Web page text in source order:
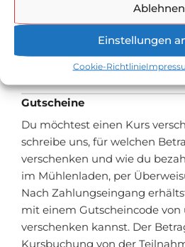
Ablehnen
Einstellungen
Cookie-Richtlinie
Du kannst verschiedene Filter
für dich passenden
Probiere es einfach mal aus!
Gutscheine
Du möchtest einen Kurs
schreibe uns, für welchen
verschenken und wie du
im Mühlenladen, per
Nach Zahlungseingang
mit einem Gutscheincode von
verschenken kannst. Der
Kursbuchung von der